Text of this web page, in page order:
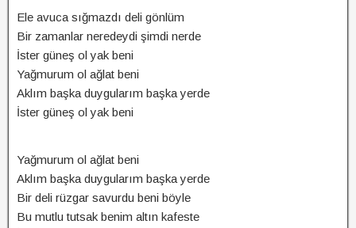
Ele avuca sığmazdı deli gönlüm
Bir zamanlar neredeydi şimdi nerde
İster güneş ol yak beni
Yağmurum ol ağlat beni
Aklım başka duygularım başka yerde
İster güneş ol yak beni
Yağmurum ol ağlat beni
Aklım başka duygularım başka yerde
Bir deli rüzgar savurdu beni böyle
Bu mutlu tutsak benim altın kafeste